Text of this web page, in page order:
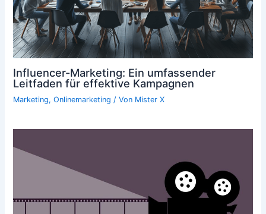
Influencer-Marketing: Ein umfassender
Leitfaden für effektive Kampagnen
Marketing,Onlinemarketing / Von Mister X